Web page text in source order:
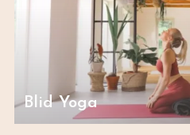
Blid Yoga